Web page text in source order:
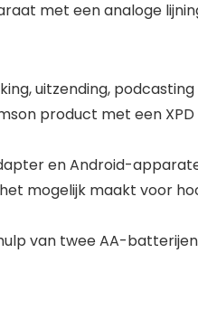
met een analoge
uitzending,
product met een
en Android-
mogelijk maakt voor
van twee AA-